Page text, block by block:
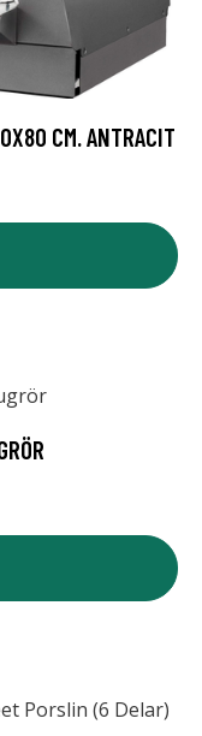
CM. ANTRACIT